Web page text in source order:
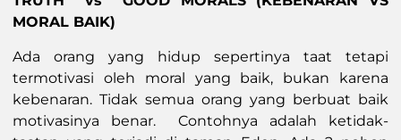
MORAL BAIK)
Ada orang yang hidup sepertinya taat tetapi
termotivasi oleh moral yang baik, bukan karena
kebenaran. Tidak semua orang yang berbuat baik
motivasinya benar. Contohnya adalah ketidak-